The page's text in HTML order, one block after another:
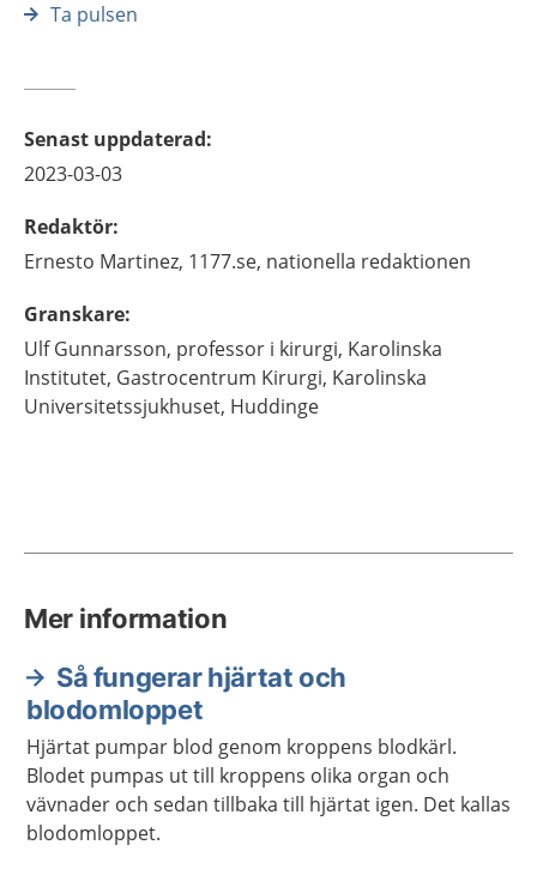
Ta pulsen
Senast uppdaterad:
2023-03-03
Redaktör:
Ernesto Martinez, 1177.se, nationella redaktionen
Granskare:
Ulf Gunnarsson, professor i kirurgi, Karolinska
Institutet, Gastrocentrum Kirurgi, Karolinska
Universitetssjukhuset, Huddinge
Mer information
Så fungerar hjärtat och
blodomloppet
Hjärtat pumpar blod genom kroppens blodkärl.
Blodet pumpas ut till kroppens olika organ och
vävnader och sedan tillbaka till hjärtat igen. Det kallas
blodomloppet.